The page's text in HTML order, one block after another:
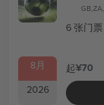
8月
2026
GB,ZA,
6 张门票
起¥70